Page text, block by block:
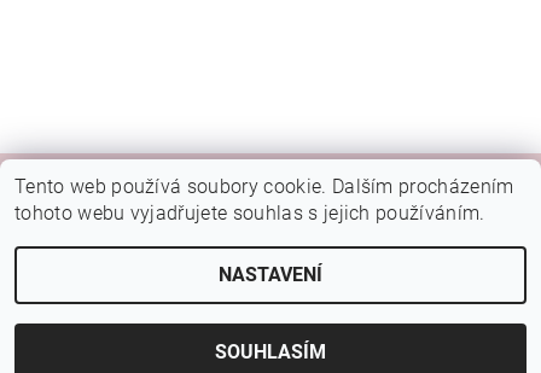
Vložením hodnocení souhlasíte spodmínkami ochrany
Kamenná prodejna Brno | Rady a tipy | Google mapa | Fotky prodejny
Náš FB
2026 © Botýsek, všechna práva vyhrazena
Vytvořil Shoptet
Tento web používá soubory cookie. Dalším procházením
tohoto webu vyjadřujete souhlas s jejich používáním.
NASTAVENÍ
SOUHLASÍM